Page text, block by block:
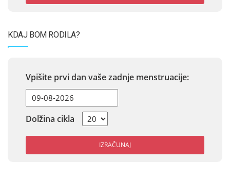
KDAJ BOM RODILA?
Vpišite prvi dan vaše zadnje menstruacije:
Dolžina cikla
IZRAČUNAJ